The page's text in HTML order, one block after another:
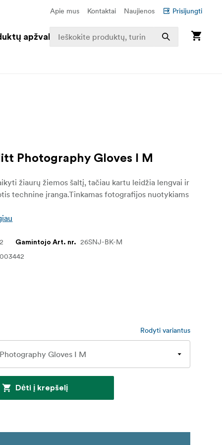
Apie mus Kontaktai Naujienos Prisijungti
apžvalga
Photography Gloves I M
žiaurų žiemos šaltį, tačiau kartu leidžia lengvai ir
technine įranga.Tinkamas fotografijos nuotykiams
Gamintojo Art. nr. 26SNJ-BK-M
Rodyti variantus
Dėti į krepšelį